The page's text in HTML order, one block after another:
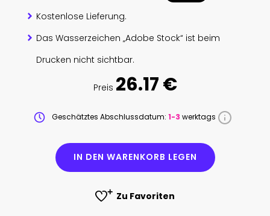
Kostenlose Lieferung.
Das Wasserzeichen „Adobe Stock“ ist beim
Drucken nicht sichtbar.
Preis 26.17 €
Geschätztes Abschlussdatum: 1-3 werktags
IN DEN WARENKORB LEGEN
Zu Favoriten